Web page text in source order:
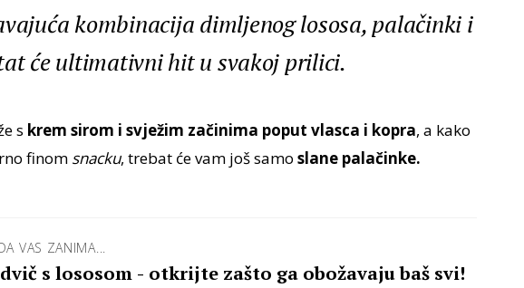
kombinacija dimljenog lososa, palačinki i
će ultimativni hit u svakoj prilici.
s krem sirom i svježim začinima poput vlasca i kopra, a kako
finomsnacku, trebat će vam još samo slane palačinke.
VAS ZANIMA...
s lososom - otkrijte zašto ga obožavaju baš svi!